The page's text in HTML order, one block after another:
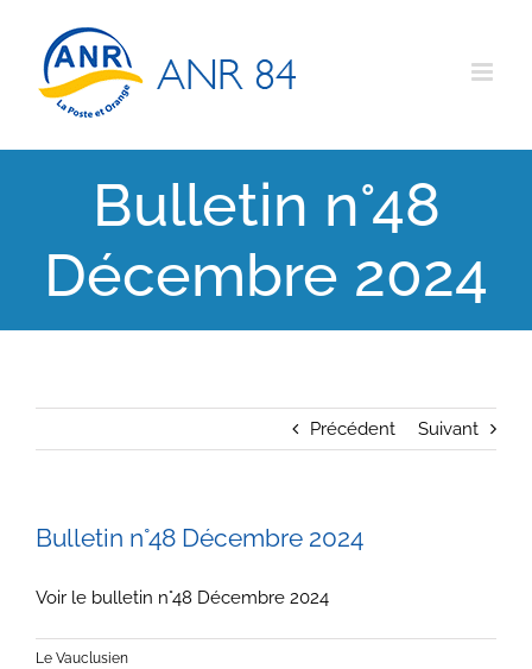
contenu
Bulletin n°48
Décembre 2024
Précédent Suivant
Bulletin n°48 Décembre 2024
Voir le bulletin n°48 Décembre 2024
Le Vauclusien